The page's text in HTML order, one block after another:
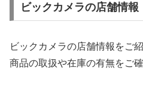
ビックカメラの店舗情報
ビックカメラの店舗情報をご
商品の取扱や在庫の有無をご確